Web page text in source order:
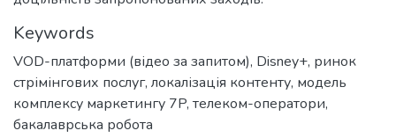
Keywords
VOD-платформи (відео за запитом), Disney+, ринок
стрімінгових послуг, локалізація контенту, модель
комплексу маркетингу 7P, телеком-оператори,
бакалаврська робота